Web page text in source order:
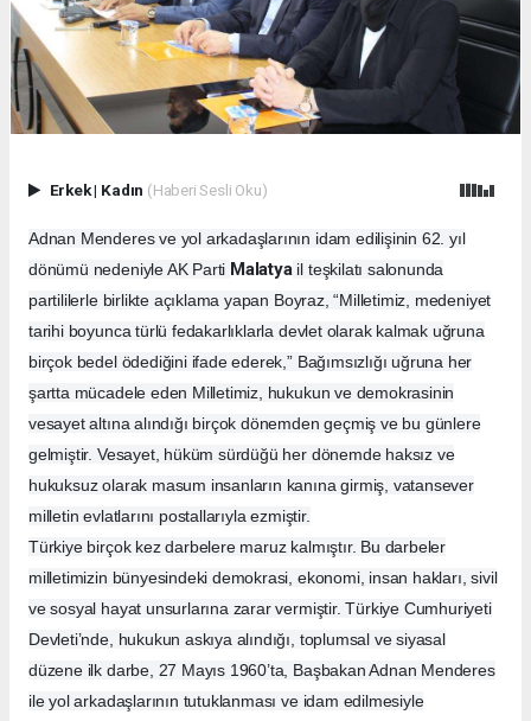
Erkek| Kadın (Haberi Sesli Oku)
Adnan Menderes ve yol arkadaşlarının idam edilişinin 62. yıl
dönümü nedeniyle AK Parti Malatyail teşkilatı salonunda
partililerle birlikte açıklama yapan Boyraz, “Milletimiz, medeniyet
tarihi boyunca türlü fedakarlıklarla devlet olarak kalmak uğruna
birçok bedel ödediğini ifade ederek,” Bağımsızlığı uğruna her
şartta mücadele eden Milletimiz, hukukun ve demokrasinin
vesayet altına alındığı birçok dönemden geçmiş ve bu günlere
gelmiştir. Vesayet, hüküm sürdüğü her dönemde haksız ve
hukuksuz olarak masum insanların kanına girmiş, vatansever
milletin evlatlarını postallarıyla ezmiştir.
Türkiye birçok kez darbelere maruz kalmıştır. Bu darbeler
milletimizin bünyesindeki demokrasi, ekonomi, insan hakları, sivil
ve sosyal hayat unsurlarına zarar vermiştir. Türkiye Cumhuriyeti
Devleti’nde, hukukun askıya alındığı, toplumsal ve siyasal
düzene ilk darbe, 27 Mayıs 1960’ta, Başbakan Adnan Menderes
ile yol arkadaşlarının tutuklanması ve idam edilmesiyle